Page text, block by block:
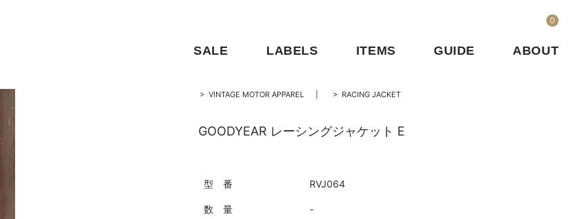
0
SALE LABELS ITEMS GUIDE ABOUT
> VINTAGE MOTOR APPAREL > RACING JACKET
GOODYEAR レーシングジャケット E
型 番 RVJ064
数 量 -